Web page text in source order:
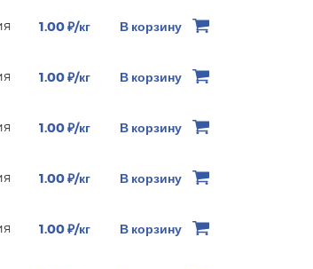
1.00 ₽/кг В корзину
1.00 ₽/кг В корзину
1.00 ₽/кг В корзину
1.00 ₽/кг В корзину
1.00 ₽/кг В корзину